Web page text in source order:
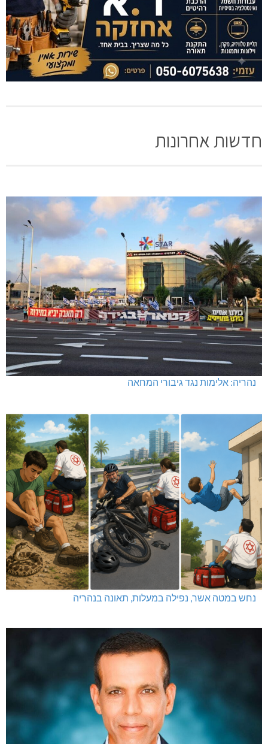
חדשות אחרונות
נהריה: אלימות נגד גיבורי המחאה
נחש במטה אשר, נפילה במעלות, תאונה בנהריה